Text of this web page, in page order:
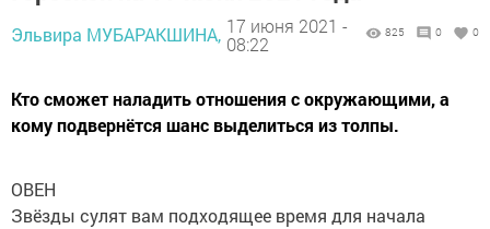
Эльвира МУБАРАКШИНА, 17 июня 2021 -
08:22
825 0 0
Кто сможет наладить отношения с окружающими, а
кому подвернётся шанс выделиться из толпы.
ОВЕН
Звёзды сулят вам подходящее время для начала